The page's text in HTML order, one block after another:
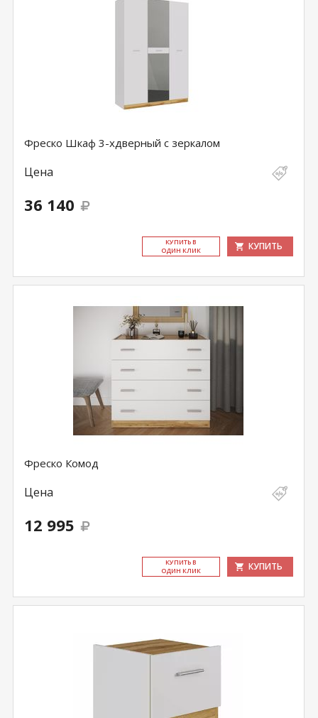
Фреско Шкаф 3-хдверный с зеркалом
Цена
36 140
КУ­ПИТЬ В
ОДИН КЛИК
КУПИТЬ
Фреско Комод
Цена
12 995
КУ­ПИТЬ В
ОДИН КЛИК
КУПИТЬ